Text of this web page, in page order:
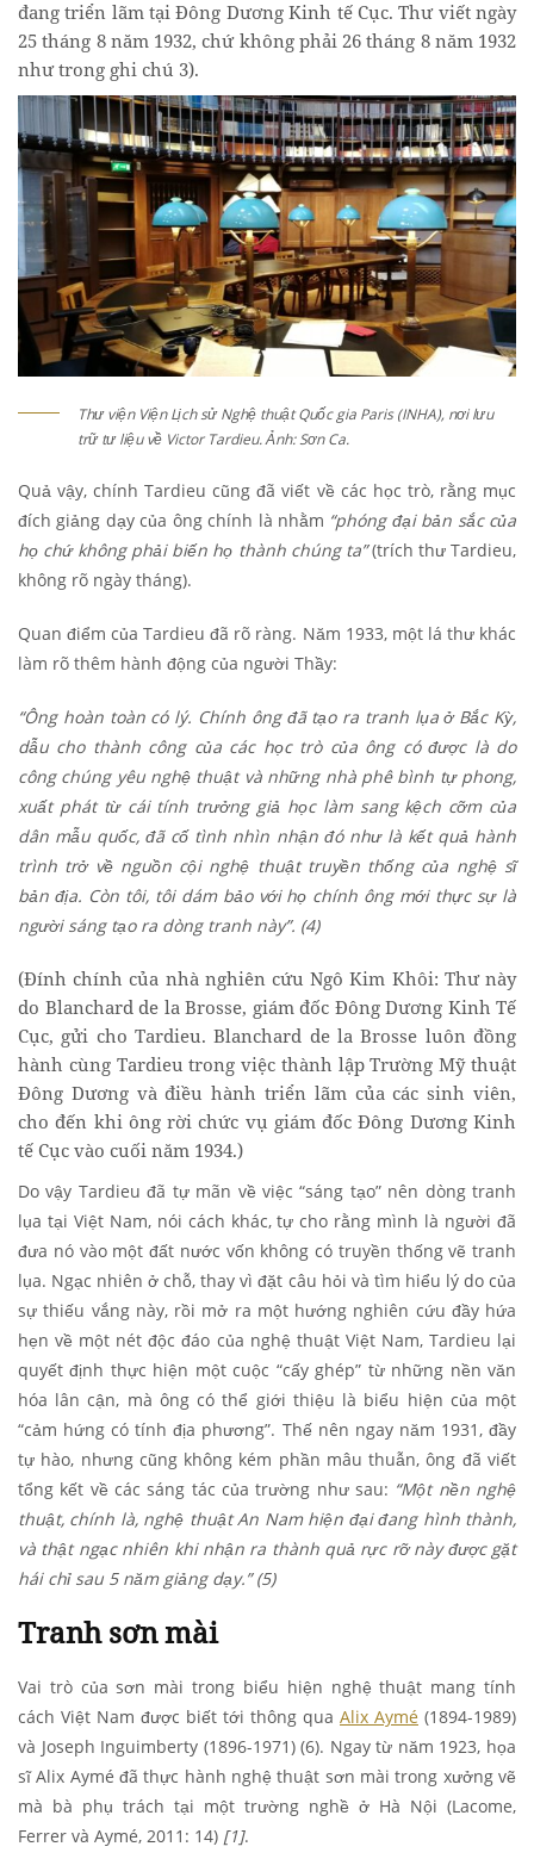
đang triển lãm tại Đông Dương Kinh tế Cục. Thư viết ngày
25 tháng 8 năm 1932, chứ không phải 26 tháng 8 năm 1932
như trong ghi chú 3).
Thư viện Viện Lịch sử Nghệ thuật Quốc gia Paris (INHA), nơi lưu
trữ tư liệu về Victor Tardieu. Ảnh: Sơn Ca.
Quả vậy, chính Tardieu cũng đã viết về các học trò, rằng mục
đích giảng dạy của ông chính là nhằm “phóng đại bản sắc của
họ chứ không phải biến họ thành chúng ta”(trích thư Tardieu,
không rõ ngày tháng).
Quan điểm của Tardieu đã rõ ràng. Năm 1933, một lá thư khác
làm rõ thêm hành động của người Thầy:
“Ông hoàn toàn có lý. Chính ông đã tạo ra tranh lụa ở Bắc Kỳ,
dẫu cho thành công của các học trò của ông có được là do
công chúng yêu nghệ thuật và những nhà phê bình tự phong,
xuất phát từ cái tính trưởng giả học làm sang kệch cỡm của
dân mẫu quốc, đã cố tình nhìn nhận đó như là kết quả hành
trình trở về nguồn cội nghệ thuật truyền thống của nghệ sĩ
bản địa. Còn tôi, tôi dám bảo với họ chính ông mới thực sự là
người sáng tạo ra dòng tranh này”. (4)
(Đính chính của nhà nghiên cứu Ngô Kim Khôi: Thư này
do Blanchard de la Brosse, giám đốc Đông Dương Kinh Tế
Cục, gửi cho Tardieu. Blanchard de la Brosse luôn đồng
hành cùng Tardieu trong việc thành lập Trường Mỹ thuật
Đông Dương và điều hành triển lãm của các sinh viên,
cho đến khi ông rời chức vụ giám đốc Đông Dương Kinh
tế Cục vào cuối năm 1934.)
Do vậy Tardieu đã tự mãn về việc “sáng tạo” nên dòng tranh
lụa tại Việt Nam, nói cách khác, tự cho rằng mình là người đã
đưa nó vào một đất nước vốn không có truyền thống vẽ tranh
lụa. Ngạc nhiên ở chỗ, thay vì đặt câu hỏi và tìm hiểu lý do của
sự thiếu vắng này, rồi mở ra một hướng nghiên cứu đầy hứa
hẹn về một nét độc đáo của nghệ thuật Việt Nam, Tardieu lại
quyết định thực hiện một cuộc “cấy ghép” từ những nền văn
hóa lân cận, mà ông có thể giới thiệu là biểu hiện của một
“cảm hứng có tính địa phương”. Thế nên ngay năm 1931, đầy
tự hào, nhưng cũng không kém phần mâu thuẫn, ông đã viết
tổng kết về các sáng tác của trường như sau: “Một nền nghệ
thuật, chính là, nghệ thuật An Nam hiện đại đang hình thành,
và thật ngạc nhiên khi nhận ra thành quả rực rỡ này được gặt
hái chỉ sau 5 năm giảng dạy.” (5)
Tranh sơn mài
Vai trò của sơn mài trong biểu hiện nghệ thuật mang tính
cách Việt Nam được biết tới thông qua Alix Aymé (1894-1989)
và Joseph Inguimberty (1896-1971) (6). Ngay từ năm 1923, họa
sĩ Alix Aymé đã thực hành nghệ thuật sơn mài trong xưởng vẽ
mà bà phụ trách tại một trường nghề ở Hà Nội (Lacome,
Ferrer và Aymé, 2011: 14) [1].